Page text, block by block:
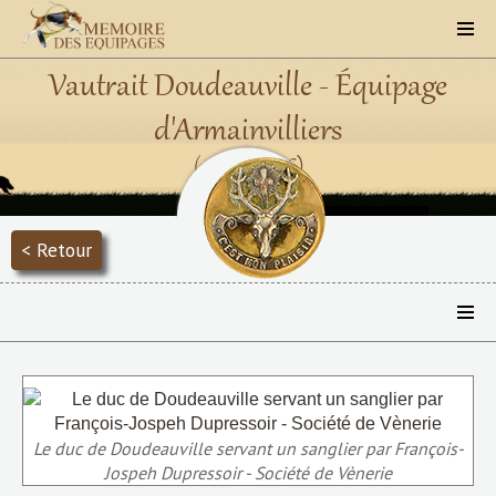
Vautrait Doudeauville - Équipage
d'Armainvilliers
(1830 - 1866)
< Retour
Le duc de Doudeauville servant un sanglier par François-
Jospeh Dupressoir - Société de Vènerie